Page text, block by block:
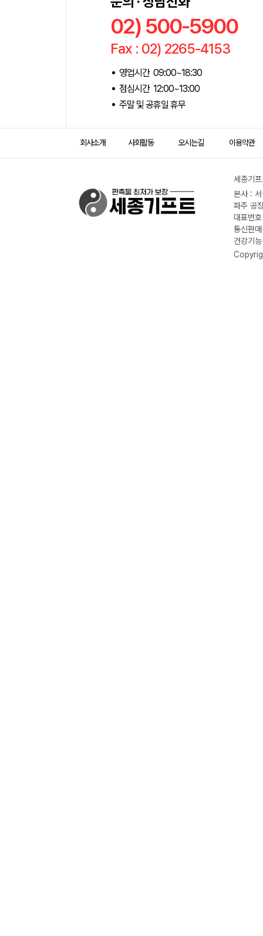
02) 500-5900
Fax : 02) 2265-4153
영업시간 09:00~18:30
점심시간 12:00~13:00
주말 및 공휴일 휴무
회사소개 사회활동 오시는길 이용약관
세종기
본사 :
파주 공
대표번
통신판
건강기